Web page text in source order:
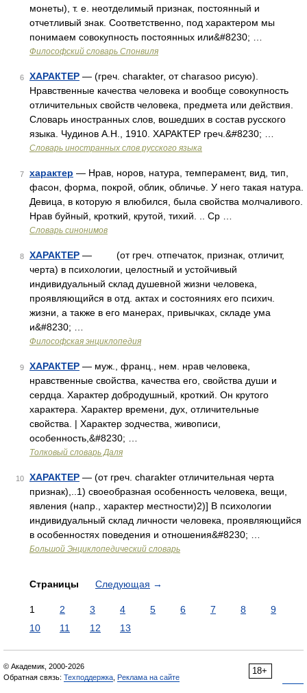
монеты), т. е. неотделимый признак, постоянный и
отчетливый знак. Соответственно, под характером мы
понимаем совокупность постоянных или&#8230; …
Философский словарь Спонвиля
6 ХАРАКТЕР — (греч. charakter, от charasoo рисую).
Нравственные качества человека и вообще совокупность
отличительных свойств человека, предмета или действия.
Словарь иностранных слов, вошедших в состав русского
языка. Чудинов А.Н., 1910. ХАРАКТЕР греч.&#8230; …
Словарь иностранных слов русского языка
7 характер — Нрав, норов, натура, темперамент, вид, тип,
фасон, форма, покрой, облик, обличье. У него такая натура.
Девица, в которую я влюбился, была свойства молчаливого.
Нрав буйный, кроткий, крутой, тихий. .. Ср …
Словарь синонимов
8 ХАРАКТЕР — (от греч. отпечаток, признак, отличит,
черта) в психологии, целостный и устойчивый
индивидуальный склад душевной жизни человека,
проявляющийся в отд. актах и состояниях его психич.
жизни, а также в его манерах, привычках, складе ума
и&#8230; …
Философская энциклопедия
9 ХАРАКТЕР — муж., франц., нем. нрав человека,
нравственные свойства, качества его, свойства души и
сердца. Характер добродушный, кроткий. Он крутого
характера. Характер времени, дух, отличительные
свойства. | Характер зодчества, живописи,
особенность,&#8230; …
Толковый словарь Даля
10 ХАРАКТЕР — (от греч. charakter отличительная черта
признак),..1) своеобразная особенность человека, вещи,
явления (напр., характер местности)2)] В психологии
индивидуальный склад личности человека, проявляющийся
в особенностях поведения и отношения&#8230; …
Большой Энциклопедический словарь
Страницы Следующая →
1 2 3 4 5 6 7 8
9
10
11 12 13
18+
© Академик, 2000-2026
Обратная связь: Техподдержка Реклама на сайте